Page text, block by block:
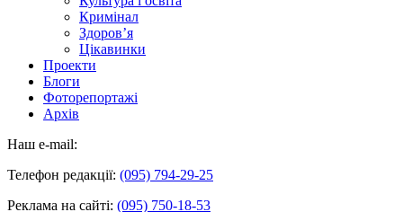
Кримінал
Здоров’я
Цікавинки
Проекти
Блоги
Фоторепортажі
Архів
Наш e-mail:
Телефон редакції: (095) 794-29-25
Реклама на сайті: (095) 750-18-53